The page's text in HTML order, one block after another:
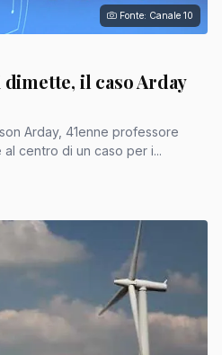
Fonte: Canale 10
il caso Arday
al centro di un caso per i...